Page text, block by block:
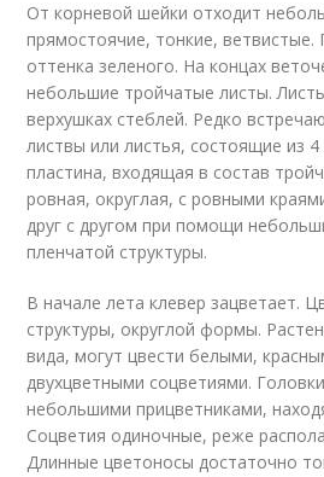
От корневой шейки отходит
прямостоячие, тонкие, ветвистые.
оттенка зеленого. На концах
небольшие тройчатые листы.
верхушках стеблей. Редко
листвы или листья, состоящие из
пластина, входящая в состав
ровная, округлая, с ровными
друг с другом при помощи
пленчатой структуры.
В начале лета клевер зацветает.
структуры, округлой формы.
вида, могут цвести белыми,
двухцветными соцветиями.
небольшими прицветниками,
Соцветия одиночные, реже
Длинные цветоносы достаточно